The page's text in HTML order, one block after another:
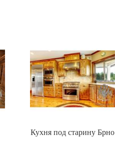
Кухня под старину Брно